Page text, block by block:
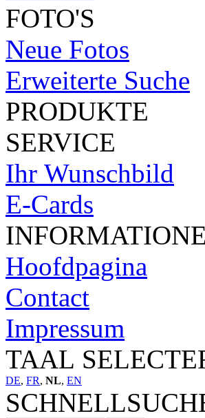
FOTO'S
Neue Fotos
Erweiterte Suche
PRODUKTE
SERVICE
Ihr Wunschbild
E-Cards
Hoofdpagina
Contact
Impressum
TAAL
DE, FR, NL, EN